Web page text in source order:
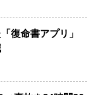
復命書アプリ」